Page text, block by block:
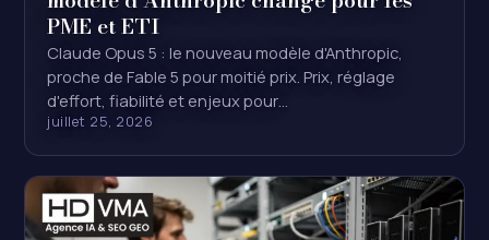
PME et ETI
Claude Opus 5 : le nouveau modèle d'Anthropic,
proche de Fable 5 pour moitié prix. Prix, réglage
d'effort, fiabilité et enjeux pour…
juillet 25, 2026